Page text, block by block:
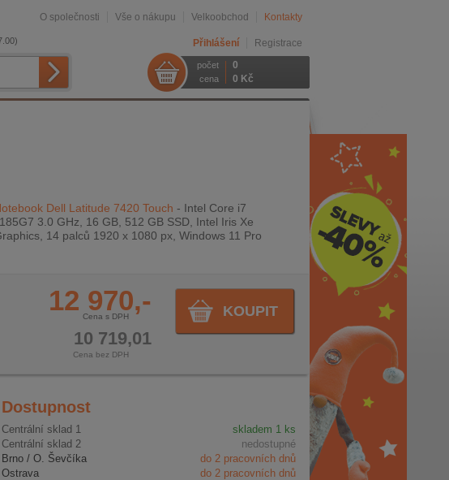
O společnosti Vše o nákupu Velkoobchod Kontakty
Přihlášení Registrace
počet 0
cena 0 Kč
Dell Latitude 7420 Touch - Intel Core i7
3.0 GHz, 16 GB, 512 GB SSD, Intel Iris Xe
14 palců 1920 x 1080 px, Windows 11 Pro
KOUPIT
12 970,-
Cena s DPH
10 719,01
Cena bez DPH
Dostupnost
Centrální sklad 1
skladem 1 ks
Centrální sklad 2
nedostupné
Brno / O. Ševčíka
do 2 pracovních dnů
Ostrava
do 2 pracovních dnů